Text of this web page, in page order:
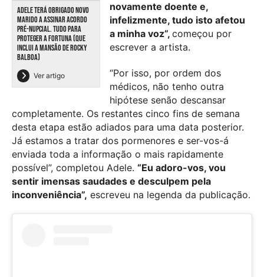
ADELE TERÁ OBRIGADO NOVO
MARIDO A ASSINAR ACORDO
PRÉ-NUPCIAL. TUDO PARA
PROTEGER A FORTUNA (QUE
INCLUI A MANSÃO DE ROCKY
BALBOA)
Ver artigo
novamente doente e,
infelizmente, tudo isto afetou
a minha voz”, começou por
escrever a artista.
“Por isso, por ordem dos
médicos, não tenho outra
hipótese senão descansar
completamente. Os restantes cinco fins de semana
desta etapa estão adiados para uma data posterior.
Já estamos a tratar dos pormenores e ser-vos-á
enviada toda a informação o mais rapidamente
possível”, completou Adele. “Eu adoro-vos, vou
sentir imensas saudades e desculpem pela
inconveniência”, escreveu na legenda da publicação.